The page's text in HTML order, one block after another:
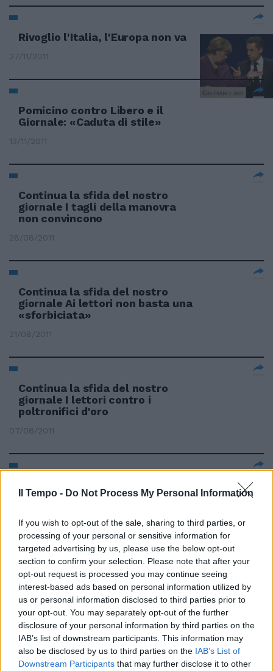
Il Tempo - Do Not Process My Personal Information
If you wish to opt-out of the sale, sharing to third parties, or
processing of your personal or sensitive information for
targeted advertising by us, please use the below opt-out
section to confirm your selection. Please note that after your
opt-out request is processed you may continue seeing
interest-based ads based on personal information utilized by
us or personal information disclosed to third parties prior to
your opt-out. You may separately opt-out of the further
disclosure of your personal information by third parties on the
IAB’s list of downstream participants. This information may
also be disclosed by us to third parties on the IAB’s List of
Downstream Participants that may further disclose it to other
Rivoglio l'Italia, l'Europa non va
27/11/2011
Pomicino contro Libero e il
Giornale: «Caduta di stile»
13/11/2011
Continua la sfida del nostro
giornale I tagli della manovra
non convincono
28/08/2011
Continua la sfida del nostro
giornale Ai lettori non basta una
«sforbiciata»
21/08/2011
Continua la sfida del nostro
giornale I lettori contro i
poltronifici d'oro
07/08/2011
nostro giornale «Sì al
serio»
31/07/2011
Continua la campagna del
nostro giornale Gli elettori fanno
i conti in tasca ai politici
31/07/2011